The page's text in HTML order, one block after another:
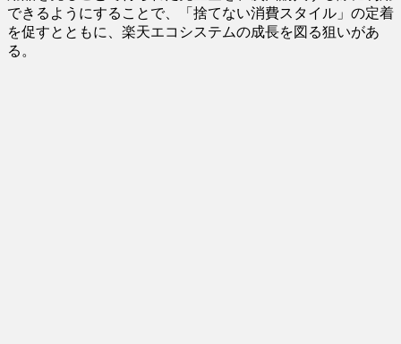
できるようにすることで、「捨てない消費スタイル」の定着
を促すとともに、楽天エコシステムの成長を図る狙いがあ
る。